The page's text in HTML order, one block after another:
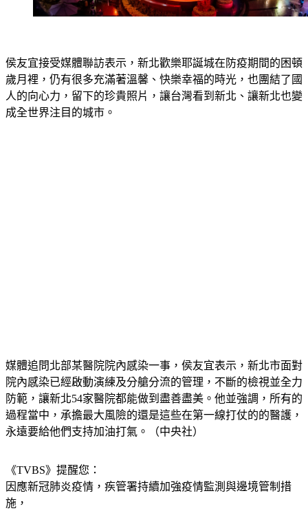
侯友宜接受媒體聯訪表示，新北歡樂耶誕城在防疫期間的困頓
歲月裡，仍有很多充滿著溫馨、快樂幸福的時光，也團結了國
人的向心力，留下的珍貴照片，讓台灣看到新北、讓新北也變
成全世界注目的城市。
媒體追問北部某醫院院內感染一事，侯友宜表示，新北市面對
院內感染已經啟動演練及分艙分流的管理，不斷的檢視並全力
防範，讓新北54家醫院都能做到盡善盡美。他並強調，所有的
過程當中，承擔最大風險的還是這些在第一線打仗的的醫護，
永遠要給他們支持加油打氣。（中央社）
《TVBS》提醒您：
因應新冠肺炎疫情，疾管署持續加強疫情監測與邊境管制措
施，